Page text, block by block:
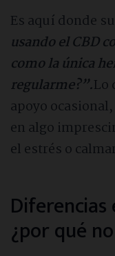
Es aquí donde
usando el CBD
como la única
regularme?”.Lo
apoyo
en algo
el estrés o
Diferencias
¿por qué